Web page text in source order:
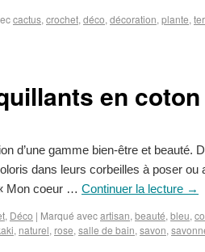
cactus, crochet, déco, décoration, plante,
en
d’une gamme bien-être et beauté.
dans leurs corbeilles à poser ou
Mon coeur … Continuer la lecture →
, Déco | Marqué avecartisan, beauté, bleu,
, naturel, rose, salle de bain, savon,